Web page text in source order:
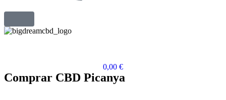
0,00 €
Comprar CBD Picanya